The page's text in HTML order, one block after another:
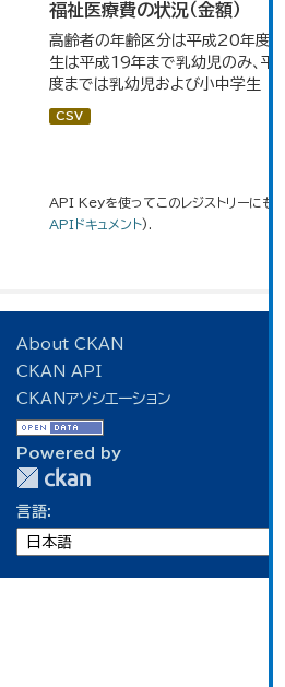
福祉医療費の状況（金額）
高齢者の年齢区分は平成20年度か
生は平成19年まで乳幼児のみ、平
度までは乳幼児および小中学生
CSV
API Keyを使ってこのレジストリーにも
APIドキュメント).
About CKAN
CKAN API
CKANアソシエーション
Powered by
言語